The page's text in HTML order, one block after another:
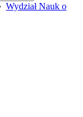
Wydział Nauk o